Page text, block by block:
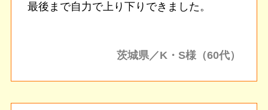
最後まで自力で上り下りできました。
茨城県／K・S様（60代）